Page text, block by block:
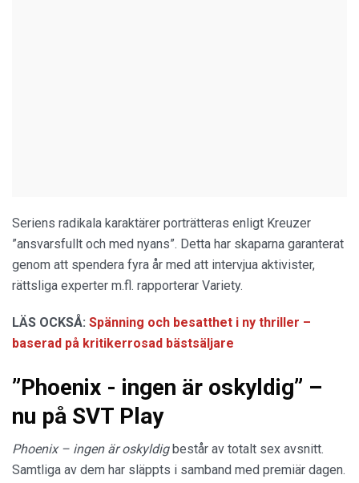
Seriens radikala karaktärer porträtteras enligt Kreuzer
”ansvarsfullt och med nyans”. Detta har skaparna garanterat
genom att spendera fyra år med att intervjua aktivister,
rättsliga experter m.fl. rapporterar Variety.
LÄS OCKSÅ: Spänning och besatthet i ny thriller –
baserad på kritikerrosad bästsäljare
”Phoenix - ingen är oskyldig” –
nu på SVT Play
Phoenix – ingen är oskyldigbestår av totalt sex avsnitt.
Samtliga av dem har släppts i samband med premiär dagen.